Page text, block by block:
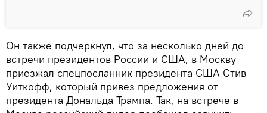
Он также подчеркнул, что за несколько дней до
встречи президентов России и США, в Москву
приезжал спецпосланник президента США Стив
Уиткофф, который привез предложения от
президента Дональда Трампа. Так, на встрече в